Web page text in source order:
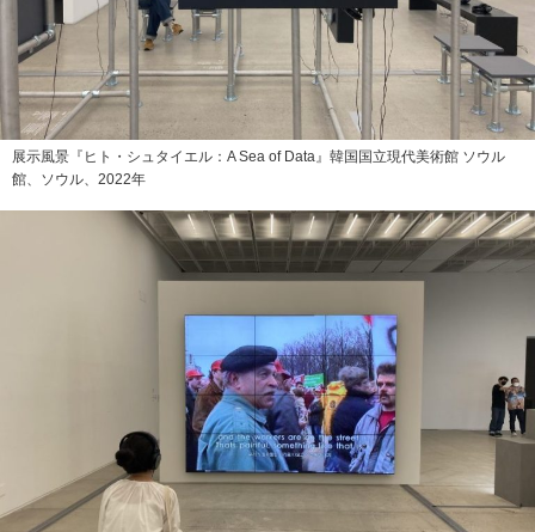
展示風景『ヒト・シュタイエル：A Sea of Data』韓国国立現代美術館 ソウル
館、ソウル、2022年